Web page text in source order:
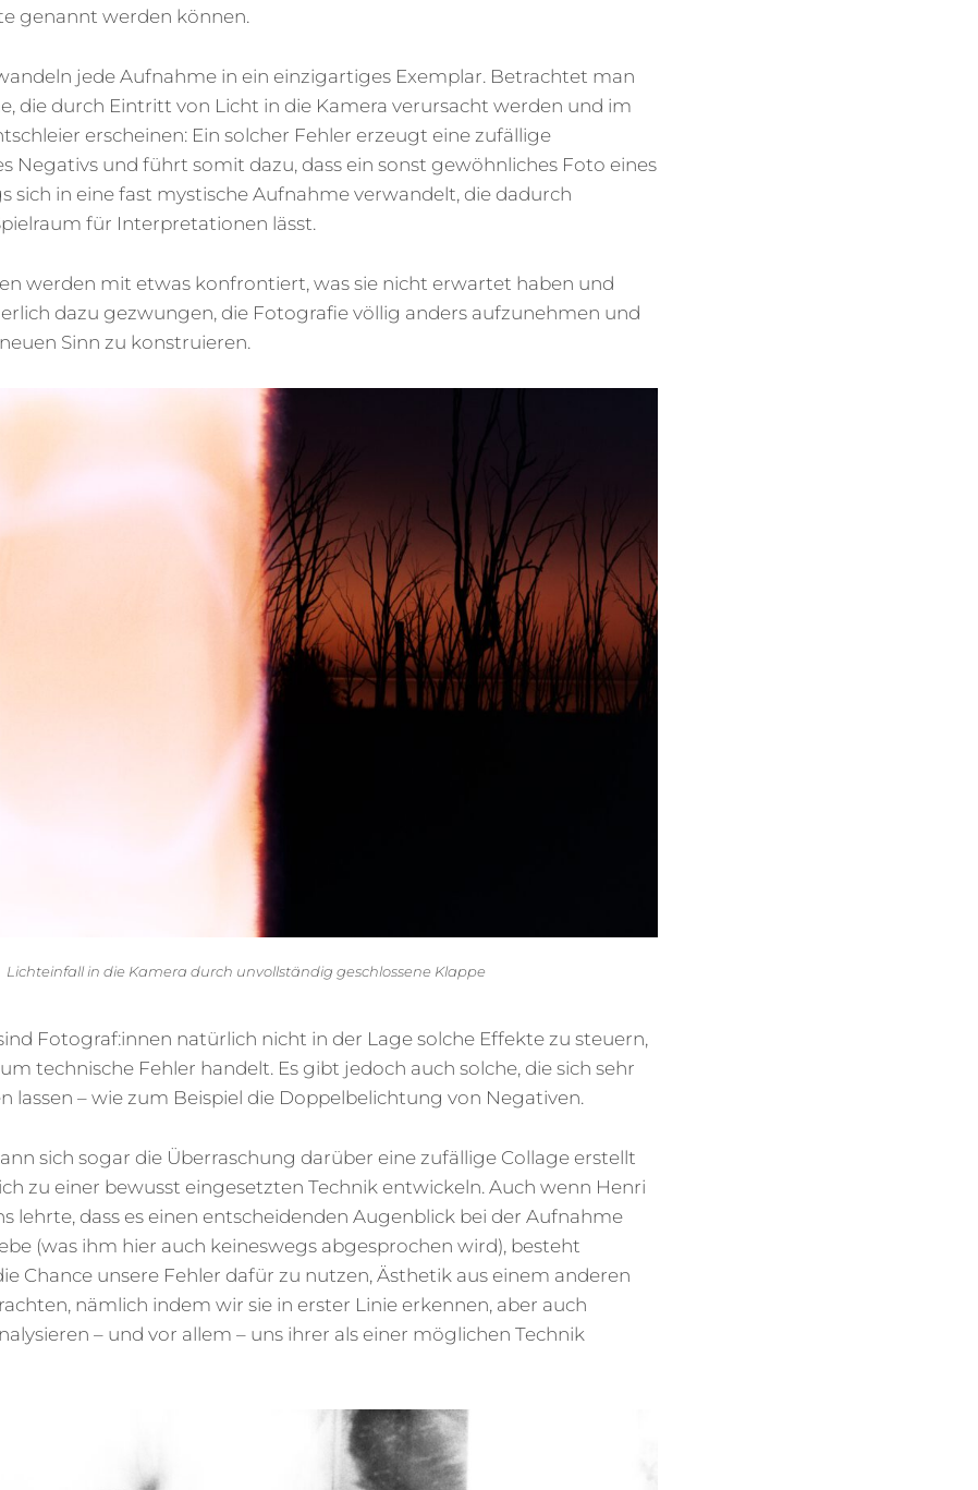
genannt werden können.
jede Aufnahme in ein einzigartiges Exemplar. Betrachtet man
die durch Eintritt von Licht in die Kamera verursacht werden und im
erscheinen: Ein solcher Fehler erzeugt eine zufällige
Negativs und führt somit dazu, dass ein sonst gewöhnliches Foto eines
sich in eine fast mystische Aufnahme verwandelt, die dadurch
für Interpretationen lässt.
werden mit etwas konfrontiert, was sie nicht erwartet haben und
dazu gezwungen, die Fotografie völlig anders aufzunehmen und
Sinn zu konstruieren.
Lichteinfall in die Kamera durch unvollständig geschlossene Klappe
Fotograf:innen natürlich nicht in der Lage solche Effekte zu steuern,
technische Fehler handelt. Es gibt jedoch auch solche, die sich sehr
lassen – wie zum Beispiel die Doppelbelichtung von Negativen.
sich sogar die Überraschung darüber eine zufällige Collage erstellt
zu einer bewusst eingesetzten Technik entwickeln. Auch wenn Henri
lehrte, dass es einen entscheidenden Augenblick bei der Aufnahme
(was ihm hier auch keineswegs abgesprochen wird), besteht
Chance unsere Fehler dafür zu nutzen, Ästhetik aus einem anderen
nämlich indem wir sie in erster Linie erkennen, aber auch
– und vor allem – uns ihrer als einer möglichen Technik